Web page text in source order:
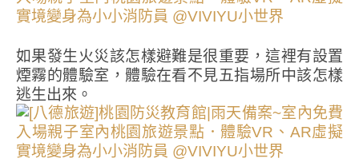
如果發生火災該怎樣避難是很重要，這裡有設置
煙霧的體驗室，體驗在看不見五指場所中該怎樣
逃生出來。